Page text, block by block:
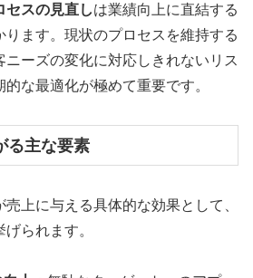
セスの見直しは業績向上に直結する
ます。現状のプロセスを維持する
ニーズの変化に対応しきれないリス
な最適化が極めて重要です。
る主な要素
売上に与える具体的な効果として、
られます。